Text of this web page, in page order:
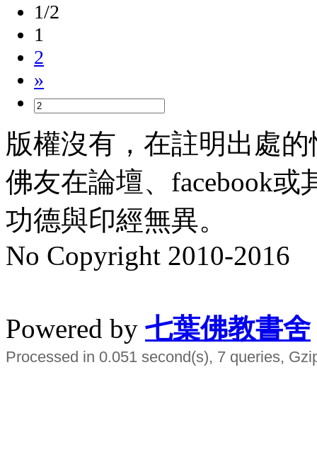
1/2
1
2
»
版權沒有，在註明出處
佛友在論壇、facebook
功德與印經無異。
No Copyright 2010-2016
Powered by 七葉佛教書舍
Processed in 0.051 second(s), 7 queries,